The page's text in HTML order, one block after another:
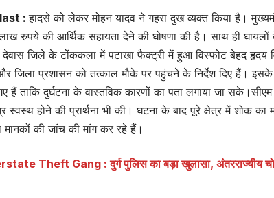
:हादसे को लेकर मोहन यादव ने गहरा दुख व्यक्त किया है।
रुपये की आर्थिक सहायता देने की घोषणा की है। साथ ही घायलों
जिले के टोंककला में पटाखा फैक्ट्री में हुआ विस्फोट बेहद हृदय
और जिला प्रशासन को तत्काल मौके पर पहुंचने के निर्देश दिए हैं।
हैं ताकि दुर्घटना के वास्तविक कारणों का पता लगाया जा
स्वस्थ होने की प्रार्थना भी की। घटना के बाद पूरे क्षेत्र में शोक
मानकों की जांच की मांग कर रहे हैं।
Theft Gang : दुर्ग पुलिस का बड़ा खुलासा, अंतरराज्यीय चोर